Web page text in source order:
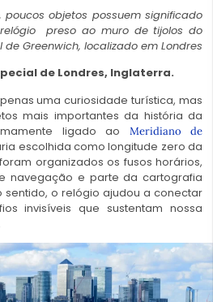
objetos possuem significado
preso ao muro de tijolos do
Greenwich, localizado em Londres
de Londres, Inglaterra.
uma curiosidade turística, mas
mais importantes da história da
ligado ao Meridiano de
escolhida como longitude zero da
organizados os fusos horários,
navegação e parte da cartografia
sentido, o relógio ajudou a conectar
invisíveis que sustentam nossa